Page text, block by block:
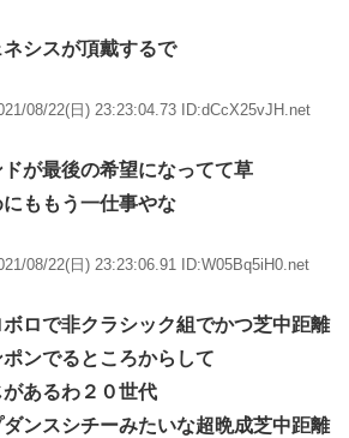
シスが頂戴するで
08/22(日) 23:23:04.73 ID:dCcX25vJH.net
が最後の希望になってて草
ももう一仕事やな
08/22(日) 23:23:06.91 ID:W05Bq5iH0.net
ロで非クラシック組でかつ芝中距離
ンでるところからして
あるわ２０世代
ンスシチーみたいな超晩成芝中距離